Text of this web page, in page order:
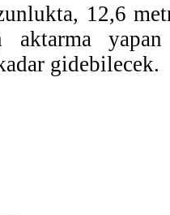
12,6
aktarma
gidebilecek.